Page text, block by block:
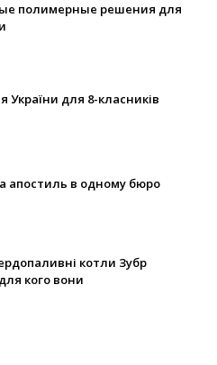
полимерные решения для
України для 8-класників
апостиль в одному бюро
котли Зубр
кого вони